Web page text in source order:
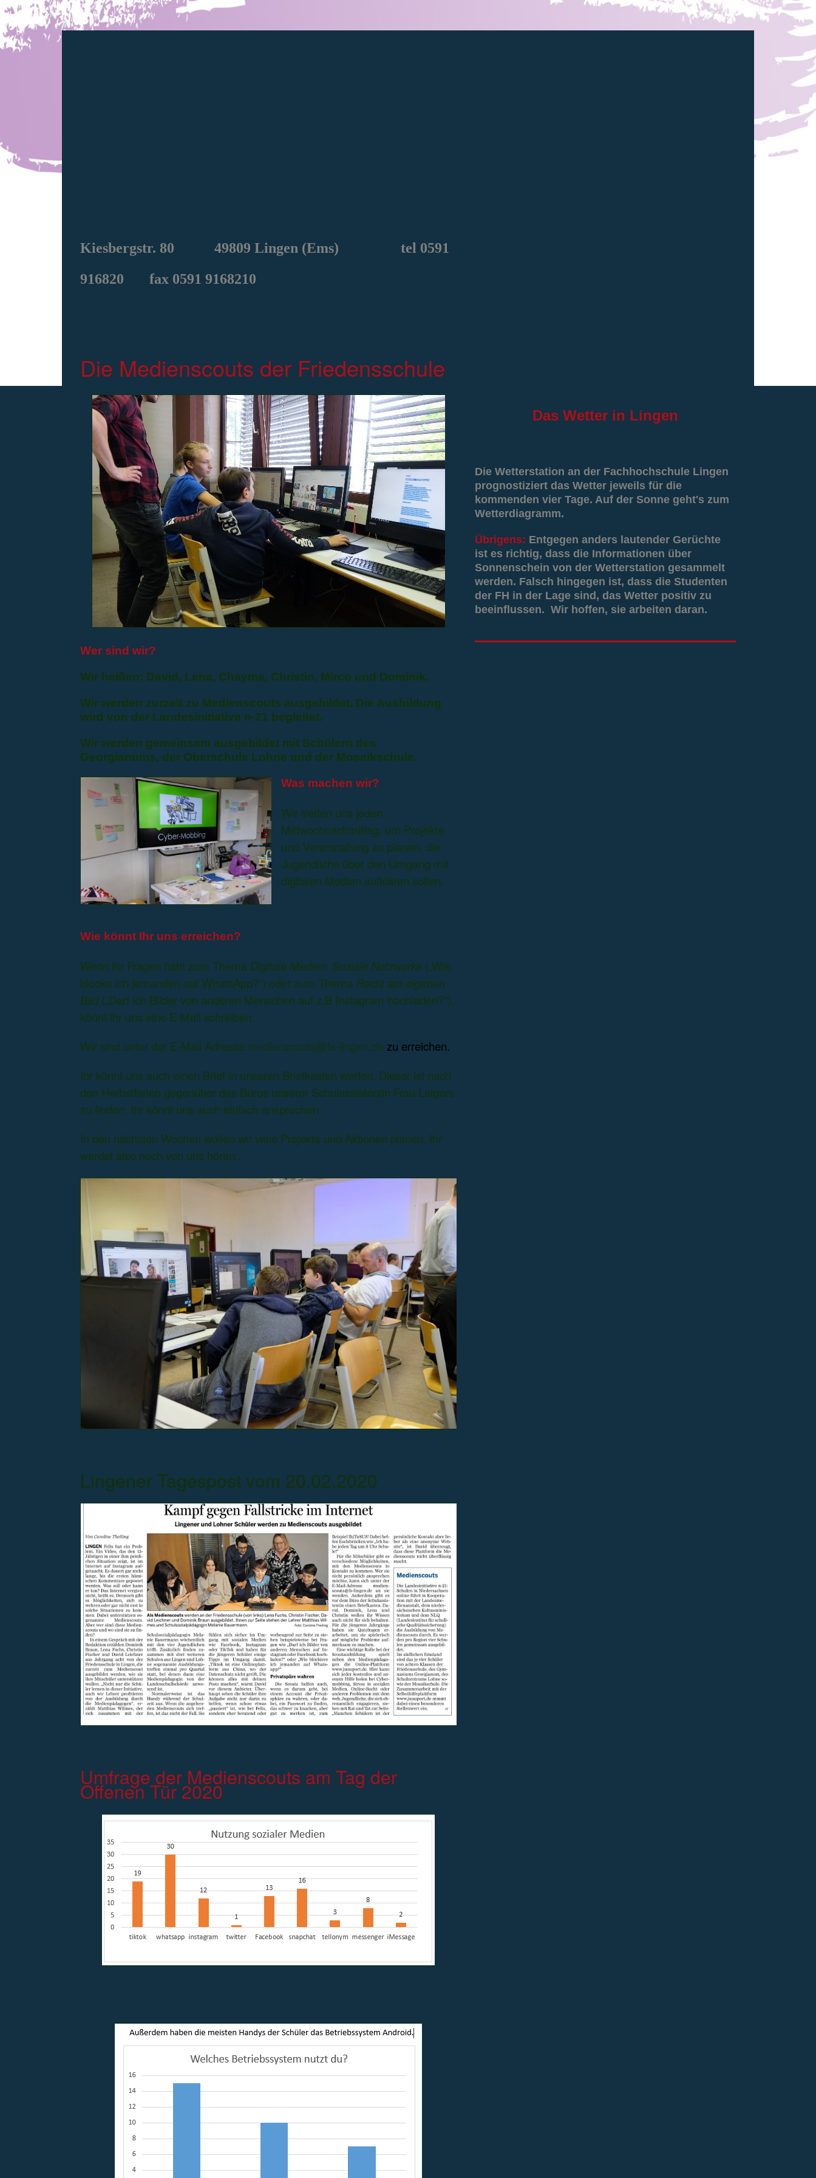
Kiesbergstr. 80 49809 Lingen (Ems) tel 0591
916820 fax 0591 9168210
Die Medienscouts der Friedensschule
Wer sind wir?
Wir heißen: David, Lena, Chayma, Christin, Mirco und Dominik.
Wir werden zurzeit zu Medienscouts ausgebildet. Die Ausbildung
wird von der Landesinitiative n-21 begleitet.
Wir werden gemeinsam ausgebildet mit Schülern des
Georgianums, der Oberschule Lohne und der Mosaikschule.
Was machen wir?
Wir treffen uns jeden
Mittwochnachmittag, um Projekte
und Veranstaltung zu planen, die
Jugendliche über den Umgang mit
digitalen Medien aufklären sollen.
Wie könnt Ihr uns erreichen?
Wenn ihr Fragen habt zum Thema Digitale Medien, Soziale Netzwerke („Wie
blocke ich jemanden auf WhatsApp?“) oder zum Thema Recht am eigenen
Bild(„Darf ich Bilder von anderen Menschen auf z.B Instagram hochladen?“),
könnt ihr uns eine E-Mail schreiben.
Wir sind unter der E-Mail Adresse medienscouts@fs-lingen.de zu erreichen.
Ihr könnt uns auch einen Brief in unseren Briefkasten werfen. Dieser ist nach
den Herbstferien gegenüber des Büros unserer Schulassistentin Frau Leigers
zu finden. Ihr könnt uns auch einfach ansprechen.
In den nächsten Wochen wollen wir viele Projekte und Aktionen planen. Ihr
werdet also noch von uns hören...
Lingener Tagespost vom 20.02.2020
Umfrage der Medienscouts am Tag der
Offenen Tür 2020
Das Wetter in Lingen
Die Wetterstation an der Fachhochschule Lingen
prognostiziert das Wetter jeweils für die
kommenden vier Tage. Auf der Sonne geht's zum
Wetterdiagramm.
Übrigens: Entgegen anders lautender Gerüchte
ist es richtig, dass die Informationen über
Sonnenschein von der Wetterstation gesammelt
werden. Falsch hingegen ist, dass die Studenten
der FH in der Lage sind, das Wetter positiv zu
beeinflussen. Wir hoffen, sie arbeiten daran.